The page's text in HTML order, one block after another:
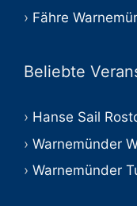
Fähre
Beliebte
Hanse Sail
Warnemünder
Warnemünder